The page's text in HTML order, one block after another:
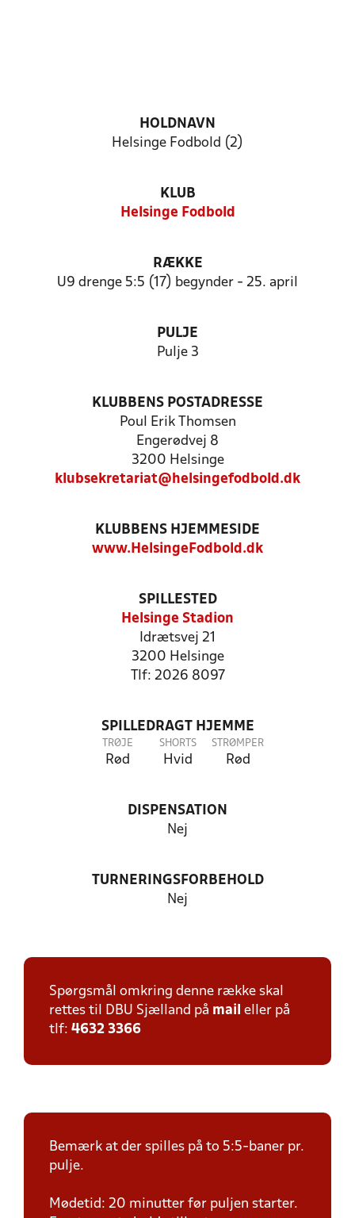
HOLDNAVN
Helsinge Fodbold (2)
KLUB
Helsinge Fodbold
RÆKKE
U9 drenge 5:5 (17) begynder - 25. april
PULJE
Pulje 3
KLUBBENS POSTADRESSE
Poul Erik Thomsen
Engerødvej 8
3200 Helsinge
klubsekretariat@helsingefodbold.dk
KLUBBENS HJEMMESIDE
www.HelsingeFodbold.dk
SPILLESTED
Helsinge Stadion
Idrætsvej 21
3200 Helsinge
Tlf: 2026 8097
SPILLEDRAGT HJEMME
TRØJE
Rød
SHORTS
Hvid
STRØMPER
Rød
DISPENSATION
Nej
TURNERINGSFORBEHOLD
Nej
Spørgsmål omkring denne række skal
rettes til DBU Sjælland på mail eller på
tlf: 4632 3366
Bemærk at der spilles på to 5:5-baner pr.
pulje.
Mødetid: 20 minutter før puljen starter.